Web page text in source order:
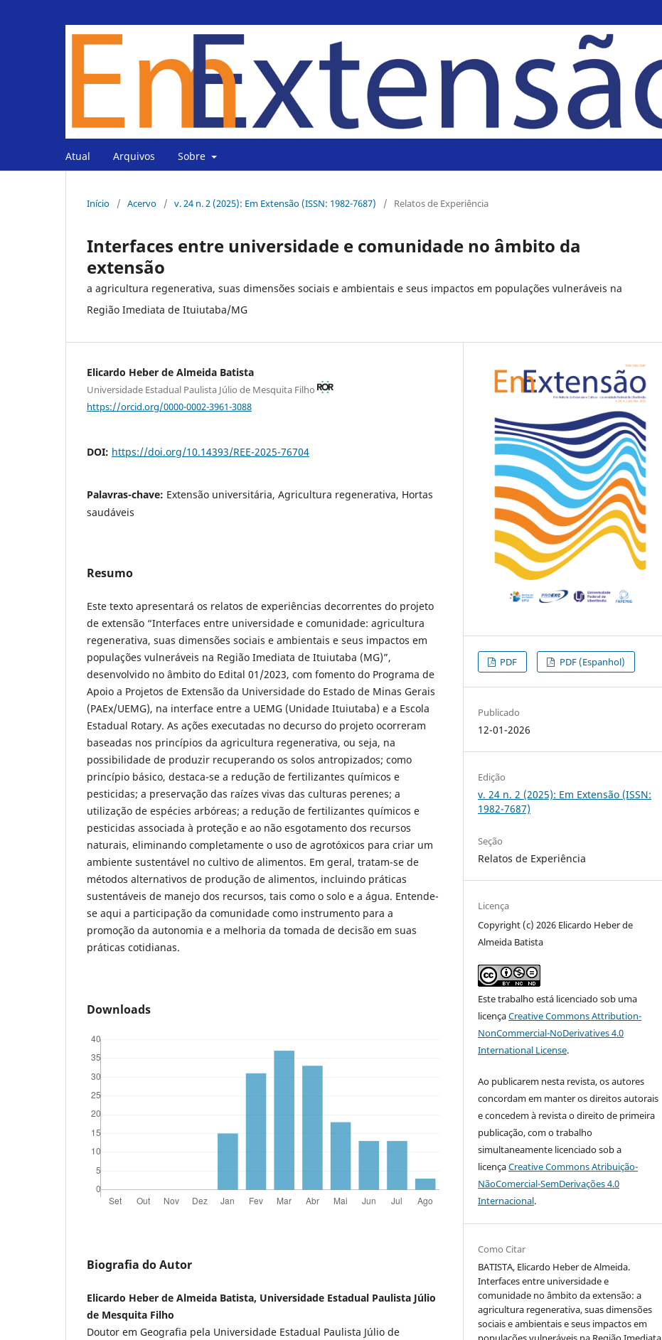
Atual Arquivos Sobre
Início / Acervo / v. 24 n. 2 (2025): Em Extensão (ISSN: 1982-7687) / Relatos de Experiência
Interfaces entre universidade e comunidade no âmbito da
extensão
a agricultura regenerativa, suas dimensões sociais e ambientais e seus impactos em populações vulneráveis na
Região Imediata de Ituiutaba/MG
Elicardo Heber de Almeida Batista
Universidade Estadual Paulista Júlio de Mesquita Filho
https://orcid.org/0000-0002-3961-3088
DOI: https://doi.org/10.14393/REE-2025-76704
Palavras-chave: Extensão universitária, Agricultura regenerativa, Hortas
saudáveis
Resumo
Este texto apresentará os relatos de experiências decorrentes do projeto
de extensão “Interfaces entre universidade e comunidade: agricultura
regenerativa, suas dimensões sociais e ambientais e seus impactos em
populações vulneráveis na Região Imediata de Ituiutaba (MG)”,
desenvolvido no âmbito do Edital 01/2023, com fomento do Programa de
Apoio a Projetos de Extensão da Universidade do Estado de Minas Gerais
(PAEx/UEMG), na interface entre a UEMG (Unidade Ituiutaba) e a Escola
Estadual Rotary. As ações executadas no decurso do projeto ocorreram
baseadas nos princípios da agricultura regenerativa, ou seja, na
possibilidade de produzir recuperando os solos antropizados; como
princípio básico, destaca-se a redução de fertilizantes químicos e
pesticidas; a preservação das raízes vivas das culturas perenes; a
utilização de espécies arbóreas; a redução de fertilizantes químicos e
pesticidas associada à proteção e ao não esgotamento dos recursos
naturais, eliminando completamente o uso de agrotóxicos para criar um
ambiente sustentável no cultivo de alimentos. Em geral, tratam-se de
métodos alternativos de produção de alimentos, incluindo práticas
sustentáveis de manejo dos recursos, tais como o solo e a água. Entende-
se aqui a participação da comunidade como instrumento para a
promoção da autonomia e a melhoria da tomada de decisão em suas
práticas cotidianas.
Downloads
Biografia do Autor
Elicardo Heber de Almeida Batista, Universidade Estadual Paulista Júlio
de Mesquita Filho
Doutor em Geografia pela Universidade Estadual Paulista Júlio de
PDF PDF (Espanhol)
Publicado
12-01-2026
Edição
v. 24 n. 2 (2025): Em Extensão (ISSN:
1982-7687)
Seção
Relatos de Experiência
Licença
Copyright (c) 2026 Elicardo Heber de
Almeida Batista
Este trabalho está licenciado sob uma
licençaCreative Commons Attribution-
NonCommercial-NoDerivatives 4.0
International License.
Ao publicarem nesta revista, os autores
concordam em manter os direitos autorais
e concedem à revista o direito de primeira
publicação, com o trabalho
simultaneamente licenciado sob a
licençaCreative Commons Atribuição-
NãoComercial-SemDerivações 4.0
Internacional.
Como Citar
BATISTA, Elicardo Heber de Almeida.
Interfaces entre universidade e
comunidade no âmbito da extensão: a
agricultura regenerativa, suas dimensões
sociais e ambientais e seus impactos em